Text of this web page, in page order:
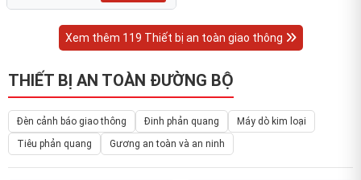
Xem thêm 119 Thiết bị an toàn giao thông
THIẾT BỊ AN TOÀN ĐƯỜNG BỘ
Đèn cảnh báo giao thông Đinh phản quang
Máy dò kim loại
Tiêu phản quang
Gương an toàn và an ninh